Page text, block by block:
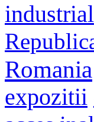
industrial
Romania
expozitii